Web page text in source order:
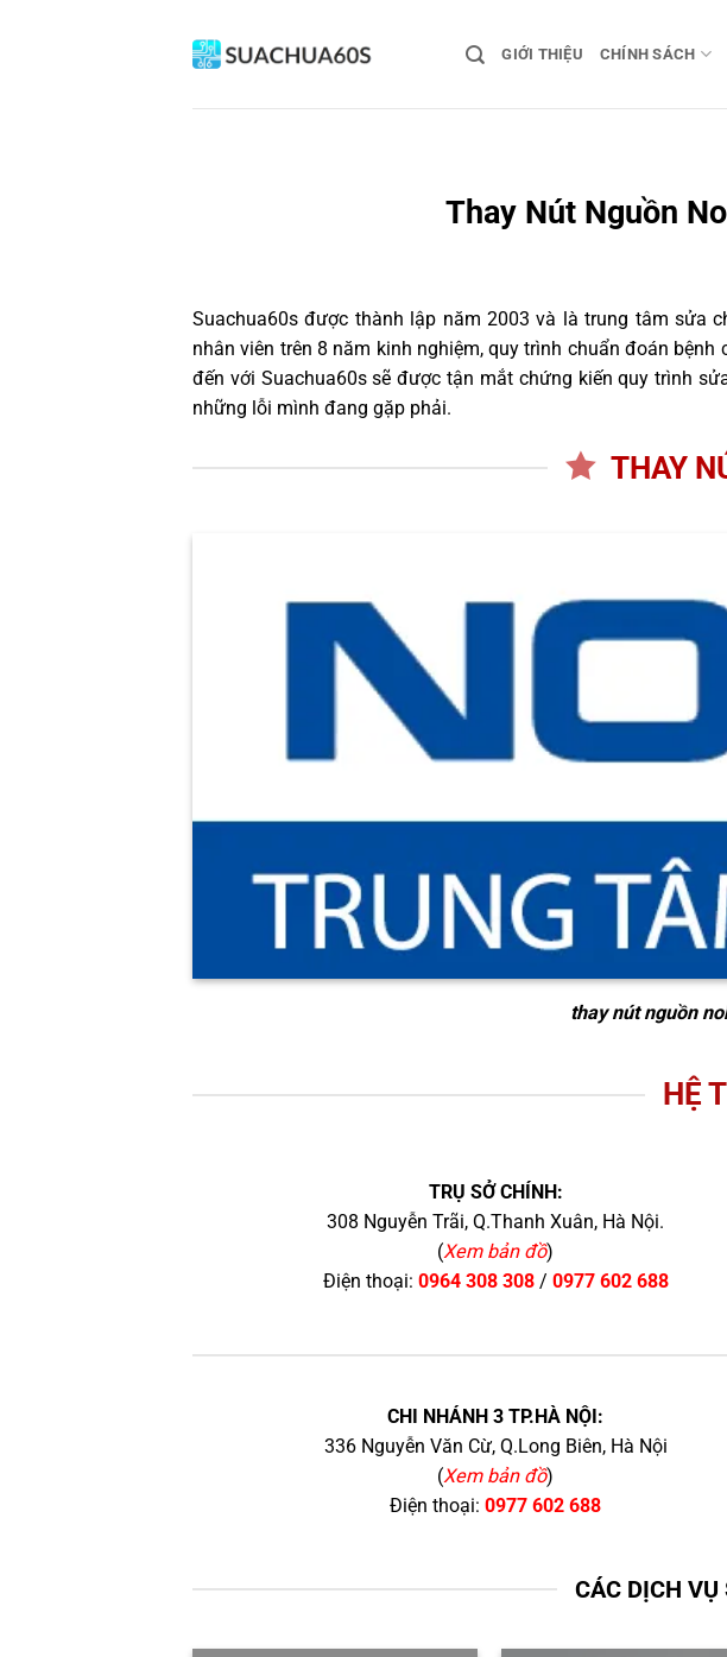
GIỚI THIỆU CHÍNH SÁCH
Thay Nút Nguồn
Suachua60s được thành lập năm 2003 và là trung tâm sửa
nhân viên trên 8 năm kinh nghiệm, quy trình chuẩn đoán
đến với Suachua60s sẽ được tận mắt chứng kiến quy trình
những lỗi mình đang gặp phải.
THAY
thay nút nguồn
HỆ
TRỤ SỞ CHÍNH:
308 Nguyễn Trãi, Q.Thanh Xuân, Hà Nội.
(Xem bản đồ)
Điện thoại: 0964 308 308/ 0977 602 688
CHI NHÁNH 3 TP.HÀ NỘI:
336 Nguyễn Văn Cừ, Q.Long Biên, Hà Nội
(Xem bản đồ)
Điện thoại: 0977 602 688
CÁC DỊCH VỤ